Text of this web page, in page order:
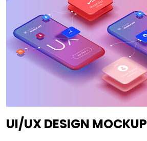
UI/UX DESIGN MOCKUP